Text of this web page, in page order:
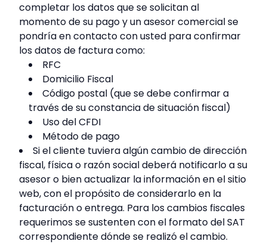
completar los datos que se solicitan al
momento de su pago y un asesor comercial se
pondría en contacto con usted para confirmar
los datos de factura como:
RFC
Domicilio Fiscal
Código postal (que se debe confirmar a
través de su constancia de situación fiscal)
Uso del CFDI
Método de pago
Si el cliente tuviera algún cambio de dirección
fiscal, física o razón social deberá notificarlo a su
asesor o bien actualizar la información en el sitio
web, con el propósito de considerarlo en la
facturación o entrega. Para los cambios fiscales
requerimos se sustenten con el formato del SAT
correspondiente dónde se realizó el cambio.